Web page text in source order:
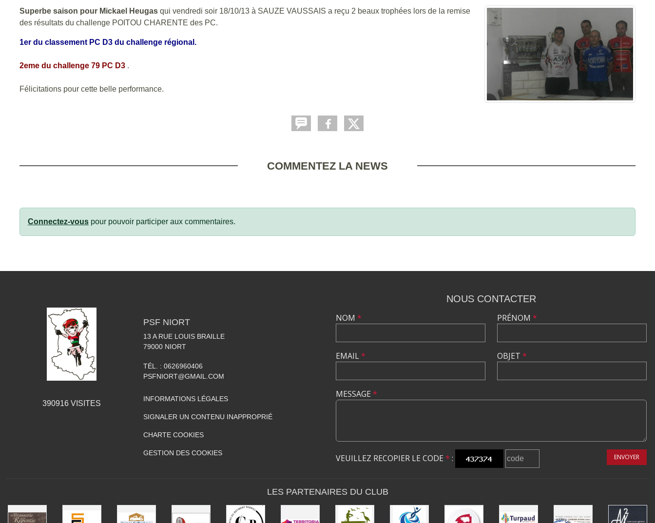
Superbe saison pour Mickael Heugas qui vendredi soir 18/10/13 à SAUZE VAUSSAIS a reçu 2 beaux trophées lors de la remise
des résultats du challenge POITOU CHARENTE des PC.
1er du classement PC D3 du challenge régional.
2eme du challenge 79 PC D3 .
Félicitations pour cette belle performance.
COMMENTEZ LA NEWS
Connectez-vous pour pouvoir participer aux commentaires.
390916 VISITES
PSF NIORT
13 A RUE LOUIS BRAILLE
79000 NIORT
TÉL. : 0626960406
PSFNIORT@GMAIL.COM
INFORMATIONS LÉGALES
SIGNALER UN CONTENU INAPPROPRIÉ
CHARTE COOKIES
GESTION DES COOKIES
NOUS CONTACTER
NOM *
EMAIL*
PRÉNOM *
OBJET *
MESSAGE *
VEUILLEZ RECOPIER LE CODE * : ENVOYER
LES PARTENAIRES DU CLUB